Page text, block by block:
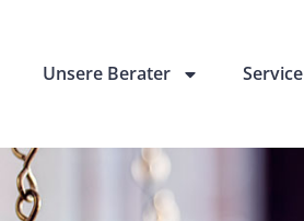
Unsere Berater Service